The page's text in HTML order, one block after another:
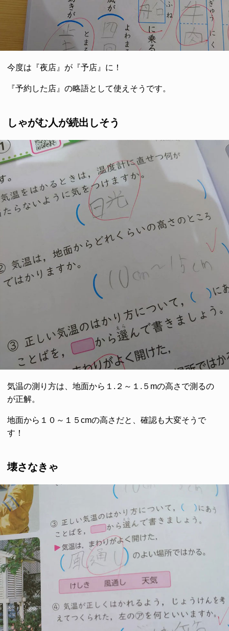
今度は『夜店』が『予店』に！
『予約した店』の略語として使えそうです。
しゃがむ人が続出しそう
気温の測り方は、地面から１.２～１.５mの高さで測るの
が正解。
地面から１０～１５cmの高さだと、確認も大変そうで
す！
壊さなきゃ